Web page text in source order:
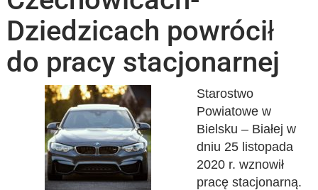
Dziedzicach powrócił
do pracy stacjonarnej
Starostwo
Powiatowe w
Bielsku – Białej w
dniu 25 listopada
2020 r. wznowił
pracę stacjonarną.